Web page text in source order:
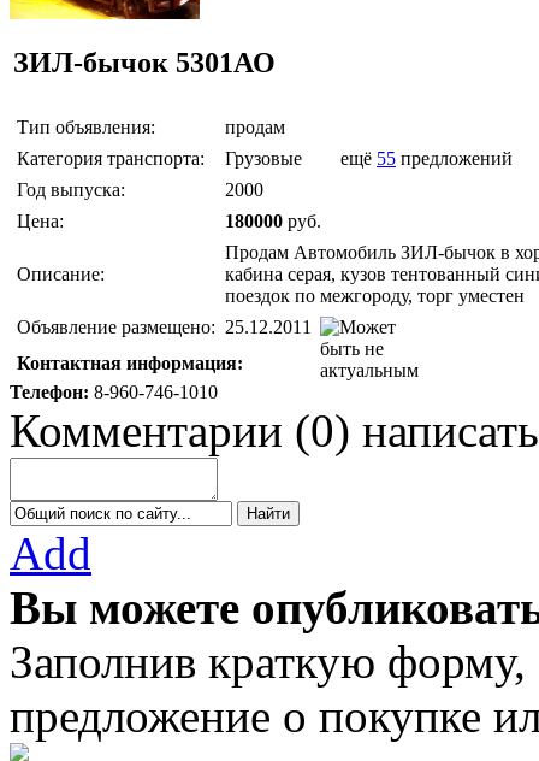
ЗИЛ-бычок 5301АО
Тип объявления:
продам
Категория транспорта:
Грузовые ещё 55 предложений
Год выпуска:
2000
Цена:
180000 руб.
Описание:
Продам Автомобиль ЗИЛ-бычок в
кабина серая, кузов тентованный
поездок по межгороду, торг уместен
Объявление размещено: 25.12.2011
Контактная информация:
Телефон: 8-960-746-1010
Комментарии (0) написать
Add
Вы можете
Заполнив краткую
предложение о покупке